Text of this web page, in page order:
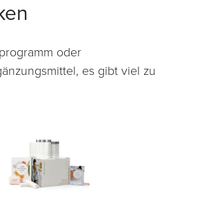
oder
es gibt viel zu